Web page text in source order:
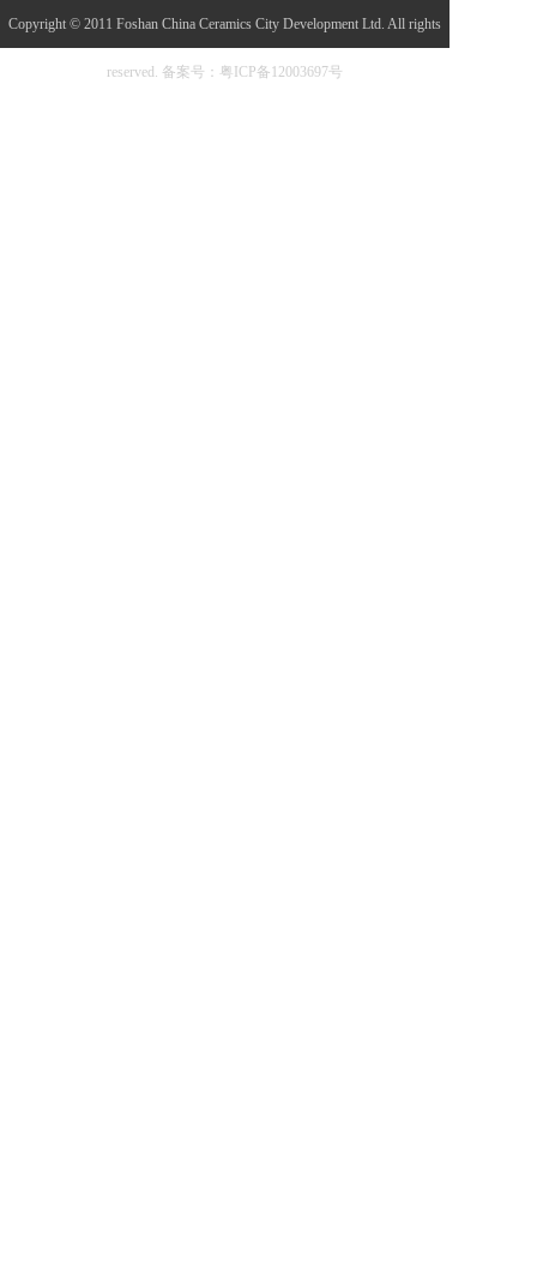
Copyright © 2011 Foshan China Ceramics City Development Ltd. All rights
reserved. 备案号：粤ICP备12003697号